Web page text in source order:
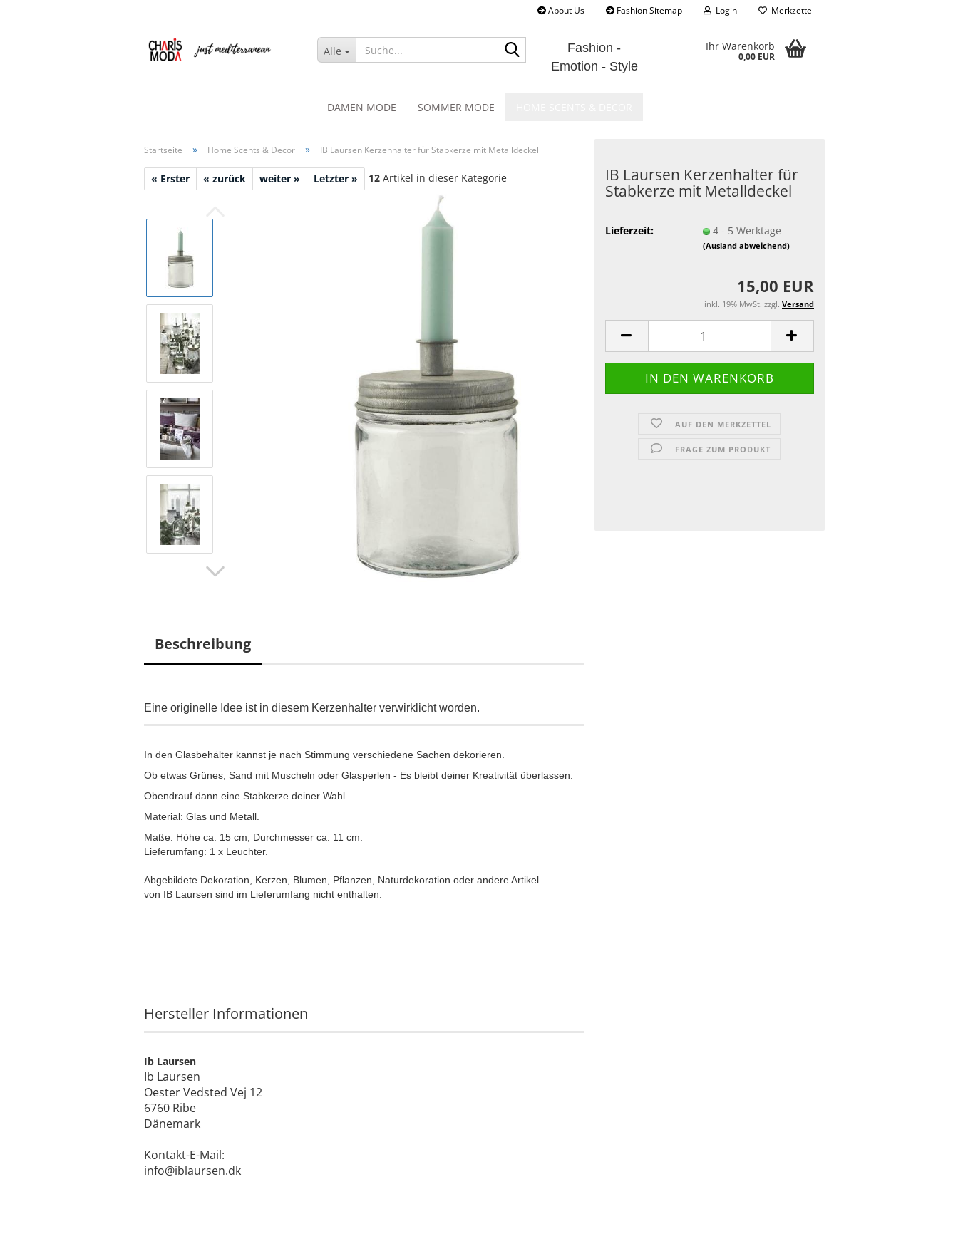
About Us Fashion Sitemap Login Merkzettel
Alle
Fashion -
Emotion - Style
Ihr Warenkorb
0,00 EUR
DAMEN MODE SOMMER MODE
Startseite » Home Scents & Decor » IB Laursen Kerzenhalter für Stabkerze mit Metalldeckel
« Erster « zurück weiter » Letzter » 12 Artikel in dieser Kategorie
IB Laur­sen Ker­zen­hal­ter für
Stab­ker­ze mit Me­tall­de­ckel
Lieferzeit: 4 - 5 Werktage
(Ausland abweichend)
15,00 EUR
inkl. 19% MwSt. zzgl. Versand
AUF DEN MERKZETTEL
FRAGE ZUM PRODUKT
Beschreibung
Eine originelle Idee ist in diesem Kerzenhalter verwirklicht worden.
In den Glasbehälter kannst je nach Stimmung verschiedene Sachen dekorieren.
Ob etwas Grünes, Sand mit Muscheln oder Glasperlen - Es bleibt deiner Kreativität überlassen.
Obendrauf dann eine Stabkerze deiner Wahl.
Material: Glas und Metall.
Maße: Höhe ca. 15 cm, Durchmesser ca. 11 cm.
Lieferumfang: 1 x Leuchter.
Abgebildete Dekoration, Kerzen, Blumen, Pflanzen, Naturdekoration oder andere Artikel
von IB Laursen sind im Lieferumfang nicht enthalten.
Hersteller Informationen
Ib Laursen
Ib Laursen
Oester Vedsted Vej 12
6760 Ribe
Dänemark
Kontakt-E-Mail:
info@iblaursen.dk